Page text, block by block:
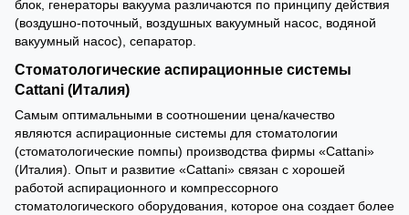
блок, генераторы вакуума различаются по принципу действия
(воздушно-поточный, воздушных вакуумный насос, водяной
вакуумный насос), сепаратор.
Стоматологические аспирационные системы
Cattani (Италия)
Самым оптимальными в соотношении цена/качество
являются аспирационные системы для стоматологии
(стоматологические помпы) производства фирмы «Cattani»
(Италия). Опыт и развитие «Cattani» связан с хорошей
работой аспирационного и компрессорного
стоматологического оборудования, которое она создает более